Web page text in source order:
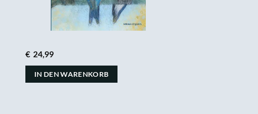
€ 24,99
IN DEN WARENKORB